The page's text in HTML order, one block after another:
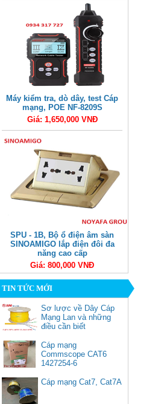
Máy kiểm tra, dò dây, test Cáp
mạng, POE NF-8209S
Giá: 1,650,000 VNĐ
SPU - 1B, Bộ ổ điện âm sàn
SINOAMIGO lắp điện đôi đa
năng cao cấp
Giá: 800,000 VNĐ
50252, Bộ chuyển USB Type C
sang Lan 100/1000 kèm 3 cổng
USB 3.0 Ugreen cao cấp
TIN TỨC MỚI
Sơ lược về Dây Cáp
Mạng Lan và những
điều cần biết
Cáp mạng
Commscope CAT6
1427254-6
Cáp mạng Cat7, Cat7A